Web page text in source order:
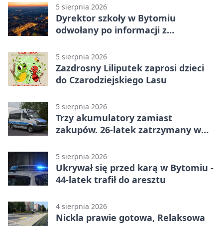
5 sierpnia 2026
Dyrektor szkoły w Bytomiu
odwołany po informacji z
5 sierpnia 2026
Zazdrosny Liliputek zaprosi dzieci
do Czarodziejskiego Lasu
5 sierpnia 2026
Trzy akumulatory zamiast
zakupów. 26-latek zatrzymany w
5 sierpnia 2026
Ukrywał się przed karą w Bytomiu -
44-latek trafił do aresztu
4 sierpnia 2026
Nickla prawie gotowa, Relaksowa